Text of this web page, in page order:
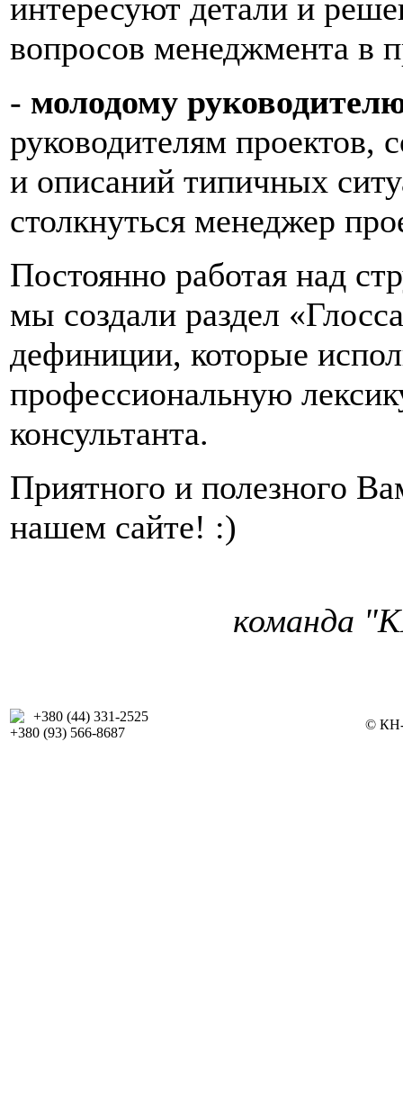
интересуют детали и
вопросов менеджмента в
- молодому
руководителям проектов,
и описаний типичных
столкнуться менеджер
Постоянно работая над
мы создали раздел
дефиниции, которые
профессиональную
консультанта.
Приятного и полезного
нашем сайте! :)
команда
+380 (44) 331-2525
+380 (93) 566-8687
© КН-